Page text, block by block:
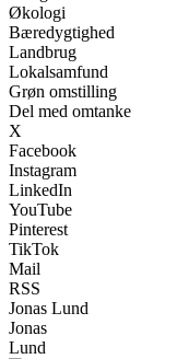
Økologi
Bæredygtighed
Landbrug
Lokalsamfund
Grøn omstilling
Del med omtanke
X
Facebook
Instagram
LinkedIn
YouTube
Pinterest
TikTok
Mail
RSS
Jonas Lund
Jonas
Lund